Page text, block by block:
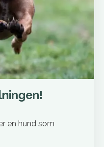
en hund som